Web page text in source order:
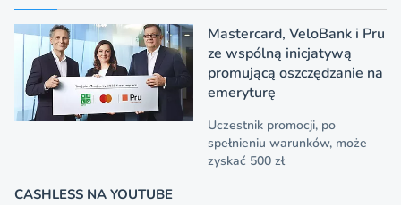
Mastercard, VeloBank i Pru
ze wspólną inicjatywą
promującą oszczędzanie na
emeryturę
Uczestnik promocji, po
spełnieniu warunków, może
zyskać 500 zł
CASHLESS NA YOUTUBE